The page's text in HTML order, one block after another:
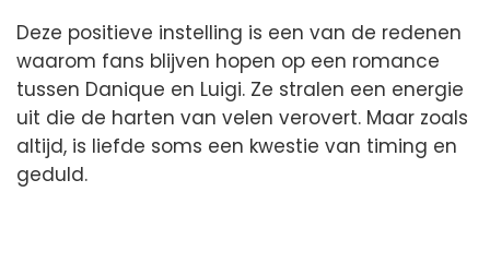
Deze positieve instelling is een van de redenen
waarom fans blijven hopen op een romance
tussen Danique en Luigi. Ze stralen een energie
uit die de harten van velen verovert. Maar zoals
altijd, is liefde soms een kwestie van timing en
geduld.